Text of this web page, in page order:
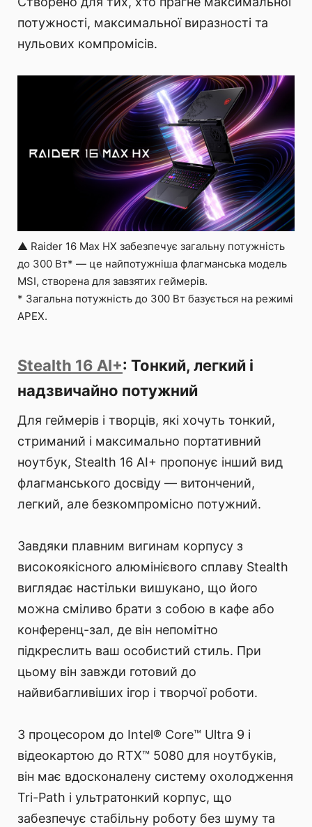
потужності, максимальної виразності та
нульових компромісів.
▲ Raider 16 Max HX забезпечує загальну потужність
до 300 Вт* — це найпотужніша флагманська модель
MSI, створена для завзятих геймерів.
* Загальна потужність до 300 Вт базується на режимі
APEX.
Stealth 16 AI+: Тонкий, легкий і
надзвичайно потужний
Для геймерів і творців, які хочуть тонкий,
стриманий і максимально портативний
ноутбук, Stealth 16 AI+ пропонує інший вид
флагманського досвіду — витончений,
легкий, але безкомпромісно потужний.
Завдяки плавним вигинам корпусу з
високоякісного алюмінієвого сплаву Stealth
виглядає настільки вишукано, що його
можна сміливо брати з собою в кафе або
конференц-зал, де він непомітно
підкреслить ваш особистий стиль. При
цьому він завжди готовий до
найвибагливіших ігор і творчої роботи.
З процесором до Intel® Core™ Ultra 9 і
відеокартою до RTX™ 5080 для ноутбуків,
він має вдосконалену систему охолодження
Tri-Path і ультратонкий корпус, що
забезпечує стабільну роботу без шуму та